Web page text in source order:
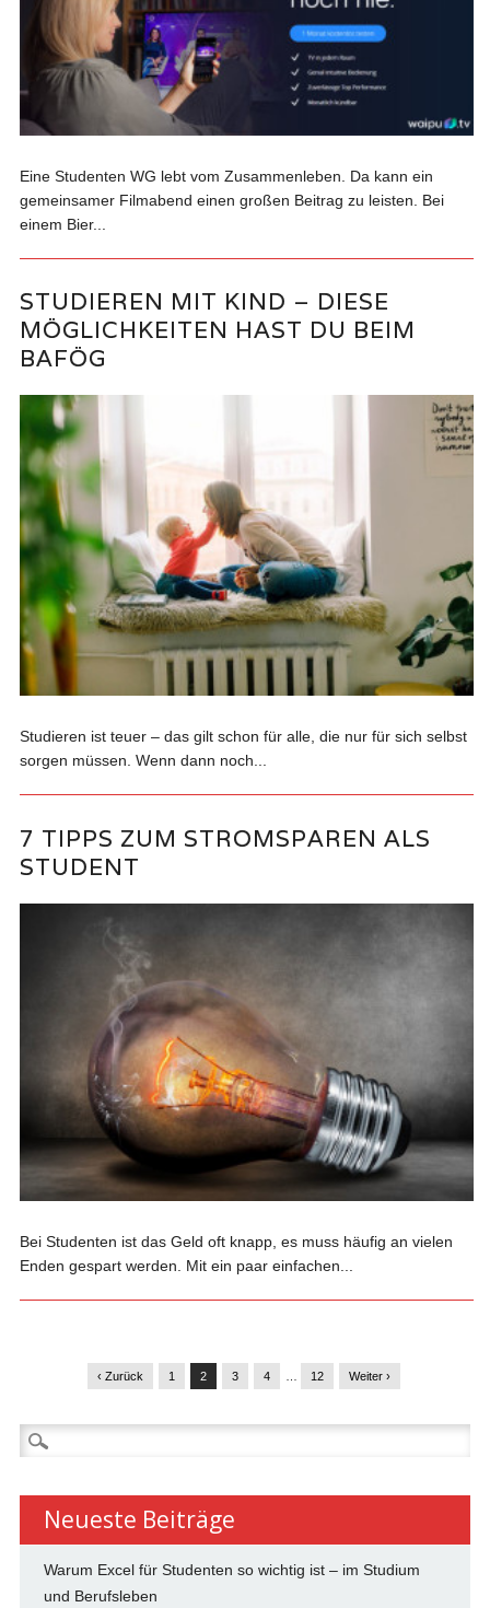
Eine Studenten WG lebt vom Zusammenleben. Da kann ein
gemeinsamer Filmabend einen großen Beitrag zu leisten. Bei
einem Bier...
STUDIEREN MIT KIND – DIESE
MÖGLICHKEITEN HAST DU BEIM
BAFÖG
Studieren ist teuer – das gilt schon für alle, die nur für sich selbst
sorgen müssen. Wenn dann noch...
7 TIPPS ZUM STROMSPAREN ALS
STUDENT
Bei Studenten ist das Geld oft knapp, es muss häufig an vielen
Enden gespart werden. Mit ein paar einfachen...
‹ Zurück 1 2 3 4 12 Weiter ›
Suchen
nach:
Neueste Beiträge
Warum Excel für Studenten so wichtig ist – im Studium
und Berufsleben